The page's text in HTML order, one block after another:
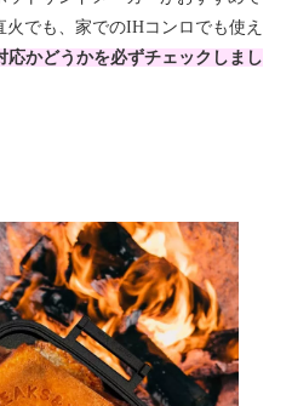
でも、家でのIHコンロでも使え
かどうかを必ずチェックしまし